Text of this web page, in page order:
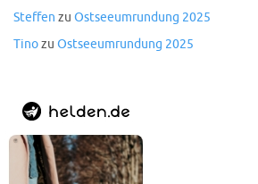
Steffen zu Ostseeumrundung 2025
Tinozu Ostseeumrundung 2025